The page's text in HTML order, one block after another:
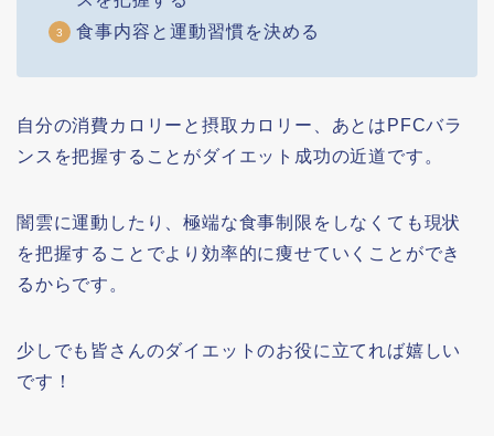
食事内容と運動習慣を決める
自分の消費カロリーと摂取カロリー、あとはPFCバラ
ンスを把握することがダイエット成功の近道です。
闇雲に運動したり、極端な食事制限をしなくても現状
を把握することでより効率的に痩せていくことができ
るからです。
少しでも皆さんのダイエットのお役に立てれば嬉しい
です！